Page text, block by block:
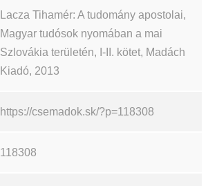
Lacza Tihamér: A tudomány apostolai,
Magyar tudósok nyomában a mai
Szlovákia területén, I-II. kötet, Madách
Kiadó, 2013
https://csemadok.sk/?p=118308
118308